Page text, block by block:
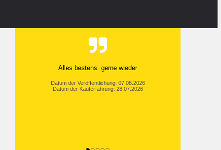
Alles bestens. gerne wieder
Datum der Veröffentlichung: 07.08.2026
Datum der Kauferfahrung: 28.07.2026